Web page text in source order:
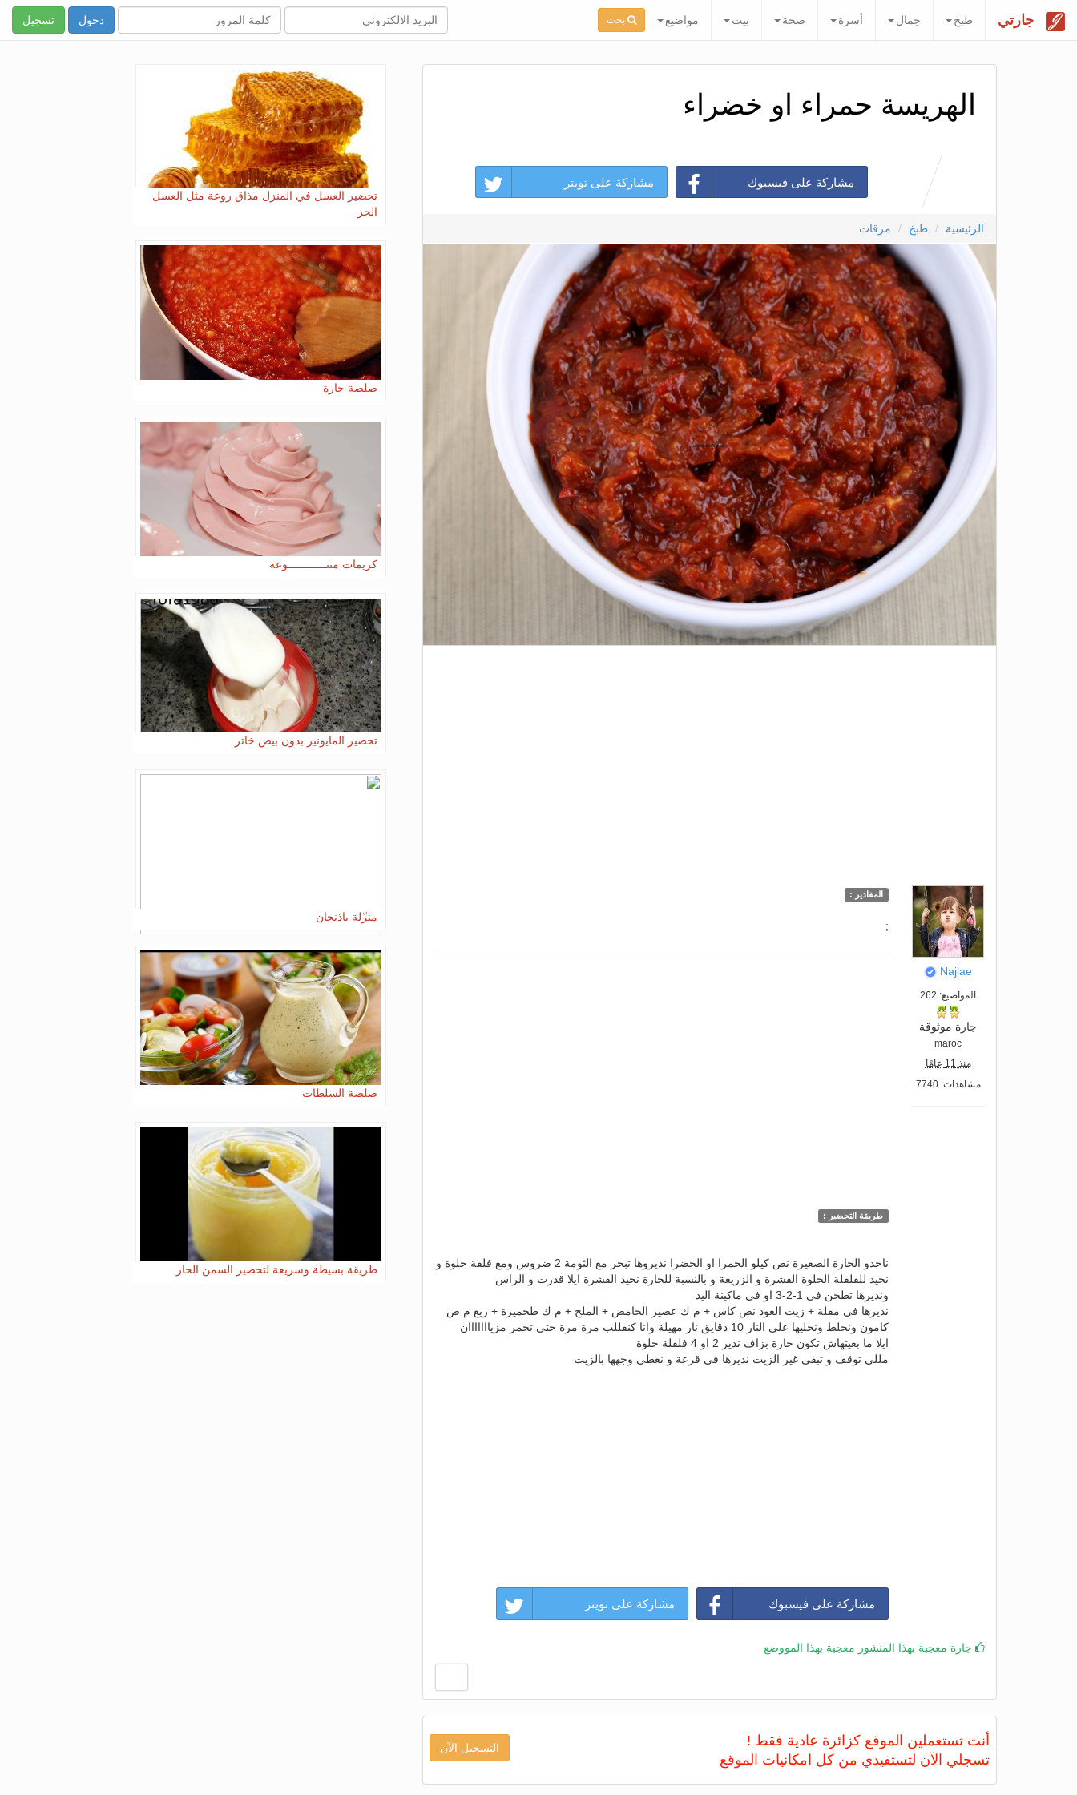
جارتي طبخ جمال أسرة صحة بيت مواضيع بحث تسجيل
الهريسة حمراء او خضراء
مشاركة على فيسبوك مشاركة على تويتر
الرئيسية طبخ مرقات
Najlae
المواضيع: 262
جارة موثوقة
maroc
منذ 11 عامًا
مشاهدات: 7740
المقادير :
;
طريقة التحضير :
ناخدو الحارة الصغيرة نص كيلو الحمرا او الخضرا نديروها تبخر مع الثومة 2 ضروس ومع فلفة حلوة و
نحيد للفلفلة الحلوة القشرة و الزريعة و بالنسبة للحارة نحيد القشرة ايلا قدرت و الراس
ونديرها تطحن في 1-2-3 او في ماكينة اليد
نديرها في مقلة + زيت العود نص كاس + م ك عصير الحامض + الملح + م ك طحميرة + ربع م ص
كامون ونخلط ونخليها على النار 10 دقايق نار مهيلة وانا كنقللب مرة مرة حتى تحمر مزيااااااان
ايلا ما بغيتهاش تكون حارة بزاف ندير 2 او 4 فلفلة حلوة
مللي توقف و تبقى غير الزيت نديرها في قرعة و نغطي وجهها بالزيت
مشاركة على فيسبوك مشاركة على تويتر
جارة معجبة بهذا المنشور معجبة بهذا المووضع
أنت تستعملين الموقع كزائرة عادية فقط !
تسجلي الآن لتستفيدي من كل امكانيات الموقع
التسجيل الآن
تحضير العسل في المنزل مذاق روعة مثل العسل
الحر
صلصة حارة
كريمات متنــــــــــــوعة
تحضير المايونيز بدون بيض خاتر
منزّلة باذنجان
صلصة السلطات
طريقة بسيطة وسريعة لتحضير السمن الحار